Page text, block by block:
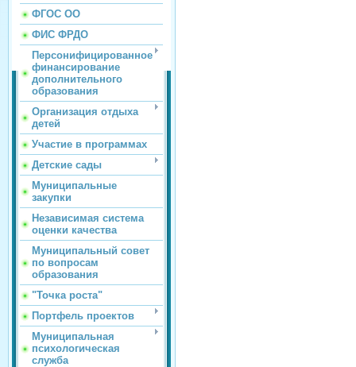
ФГОС ОО
ФИС ФРДО
Персонифицированное
финансирование
дополнительного
образования
Организация отдыха
детей
Участие в программах
Детские сады
Муниципальные
закупки
Независимая система
оценки качества
Муниципальный совет
по вопросам
образования
"Точка роста"
Портфель проектов
Муниципальная
психологическая
служба